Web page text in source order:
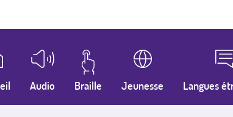
Audio Braille Jeunesse Langues